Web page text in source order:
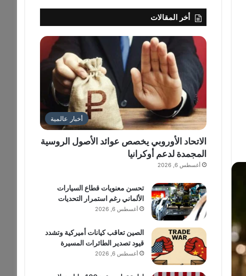
أخر المقالات
أخبار عالمية
الاتحاد الأوروبي يخصص عوائد الأصول الروسية
المجمدة لدعم أوكرانيا
أغسطس 6, 2026
تحسن معنويات قطاع السيارات
الألماني رغم استمرار التحديات
أغسطس 6, 2026
الصين تعاقب كيانات أميركية وتشدد
قيود تصدير الطائرات المسيرة
أغسطس 6, 2026